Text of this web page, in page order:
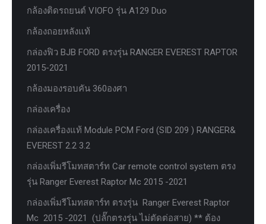
กล้องติดรถยนต์ VIOFO รุ่น A129 Duo
กล้องถอยหลังแท้
กล่องฟิว BJB FORD ตรงรุ่น RANGER EVEREST RAPTOR
2015-2021
กล้องมองรอบคัน 360องศา
กล่องเครื่อง
กล่องเครื่องแท้ Module PCM Ford (SID 209 ) RANGER&
EVEREST 2.2 3.2
กล่องเพิ่มรีโมทสตาร์ท Car remote control system ตรง
รุ่น Ranger Everest Raptor Mc 2015 -2021
กล่องเพิ่มรีโมทสตาร์ท ตรงรุ่น Ranger Everest Raptor
Mc 2015 -2021 (ปลั๊กตรงรุ่น ไม่ตัดต่อสาย) ** ต้อง